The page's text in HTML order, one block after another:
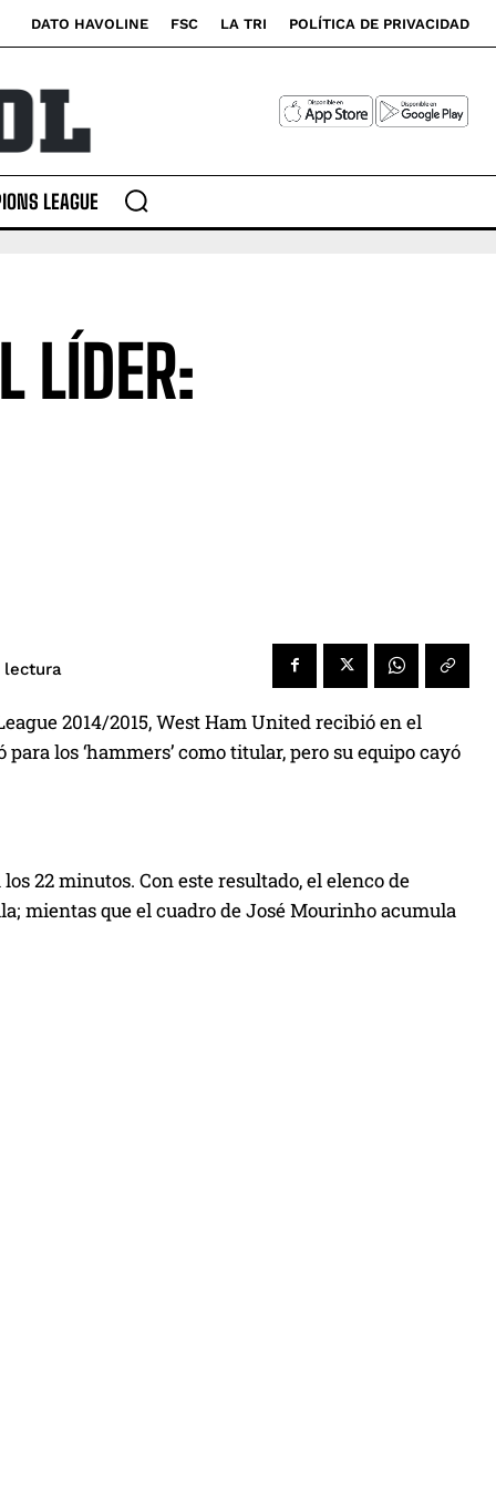
DATO HAVOLINE FSC LA TRI POLÍTICA DE PRIVACIDAD
LEAGUE
LÍDER:
lectura
2014/2015, West Ham United recibió en el
los ‘hammers’ como titular, pero su equipo cayó
22 minutos. Con este resultado, el elenco de
mientas que el cuadro de José Mourinho acumula